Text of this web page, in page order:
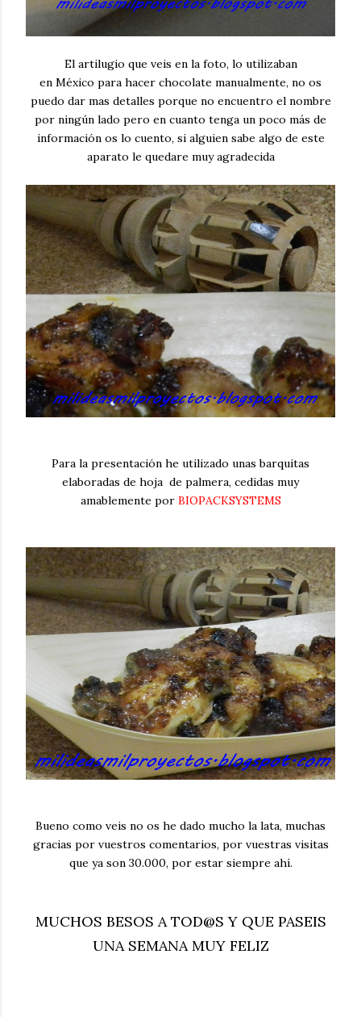
El artilugio que veis en la foto, lo utilizaban
en México para hacer chocolate manualmente, no os
puedo dar mas detalles porque no encuentro el nombre
por ningún lado pero en cuanto tenga un poco más de
información os lo cuento, si alguien sabe algo de este
aparato le quedare muy agradecida
Para la presentación he utilizado unas barquitas
elaboradas de hoja de palmera, cedidas muy
amablemente por BIOPACKSYSTEMS
Bueno como veis no os he dado mucho la lata, muchas
gracias por vuestros comentarios, por vuestras visitas
que ya son 30.000, por estar siempre ahí.
MUCHOS BESOS A TOD@S Y QUE PASEIS
UNA SEMANA MUY FELIZ